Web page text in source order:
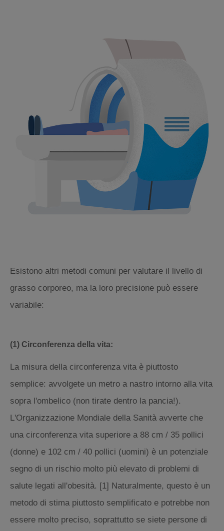
Esistono altri metodi comuni per valutare il livello di
grasso corporeo, ma la loro precisione può essere
variabile:
(1) Circonferenza della vita:
La misura della circonferenza vita è piuttosto
semplice: avvolgete un metro a nastro intorno alla vita
sopra l'ombelico (non tirate dentro la pancia!).
L'Organizzazione Mondiale della Sanità avverte che
una circonferenza vita superiore a 88 cm / 35 pollici
(donne) e 102 cm / 40 pollici (uomini) è un potenziale
segno di un rischio molto più elevato di problemi di
salute legati all'obesità. [1] Naturalmente, questo è un
metodo di stima piuttosto semplificato e potrebbe non
essere molto preciso, soprattutto se siete persone di